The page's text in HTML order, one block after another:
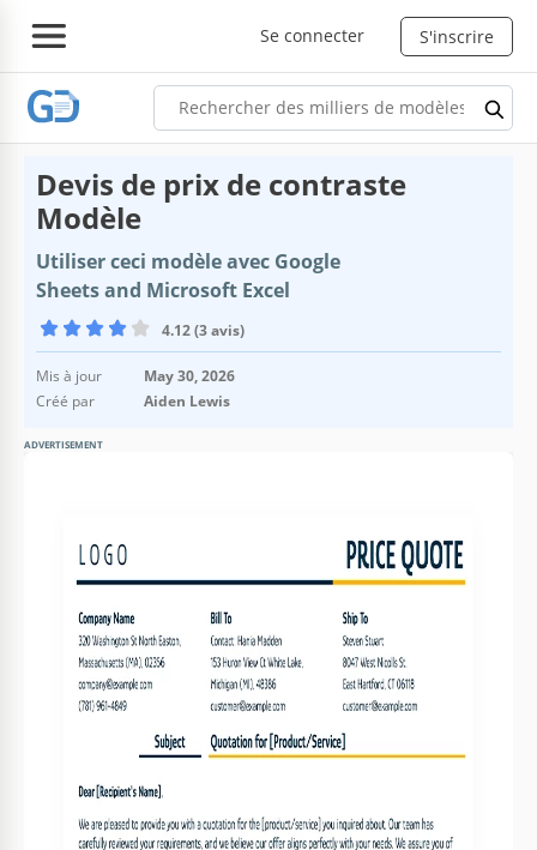
Se connecter S'inscrire
Devis de prix de contraste
Modèle
Utiliser ceci modèle avec Google
Sheets and Microsoft Excel
4.12 (3 avis)
Mis à jour
May 30, 2026
Créé par
Aiden Lewis
ADVERTISEMENT